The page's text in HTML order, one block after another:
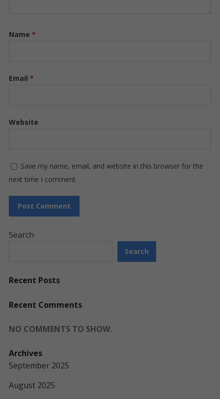
Name *
Email *
Website
Save my name, email, and website in this browser for the
next time I comment.
Search
Search
Recent Posts
Recent Comments
NO COMMENTS TO SHOW.
Archives
September 2025
August 2025